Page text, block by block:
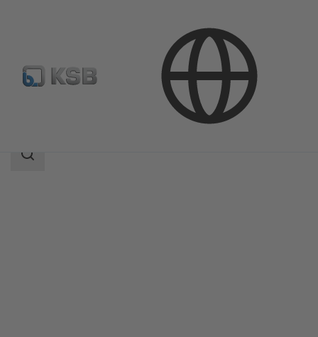
Каталог продукции KWP
Область